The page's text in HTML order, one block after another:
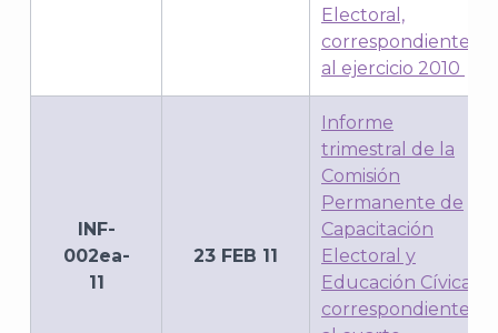
Electoral,
correspondiente
al ejercicio 2010
INF-
002ea-
11
23 FEB 11
Informe
trimestral de la
Comisión
Permanente de
Capacitación
Electoral y
Educación Cívica,
correspondiente